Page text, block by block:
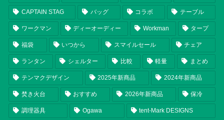
CAPTAIN STAG バッグ コラボ テーブル
ワークマン ディーオーディー Workman タープ
福袋 いつから スマイルセール チェア
ランタン シェルター 比較 軽量 まとめ
テンマクデザイン 2025年新商品 2024年新商品
焚き火台 おすすめ 2026年新商品 保冷
調理器具 Ogawa tent-Mark DESIGNS